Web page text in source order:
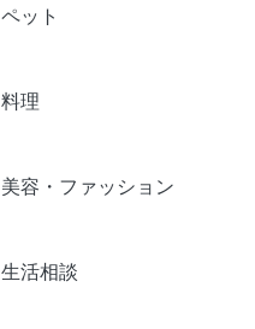
ペット
料理
美容・ファッション
生活相談